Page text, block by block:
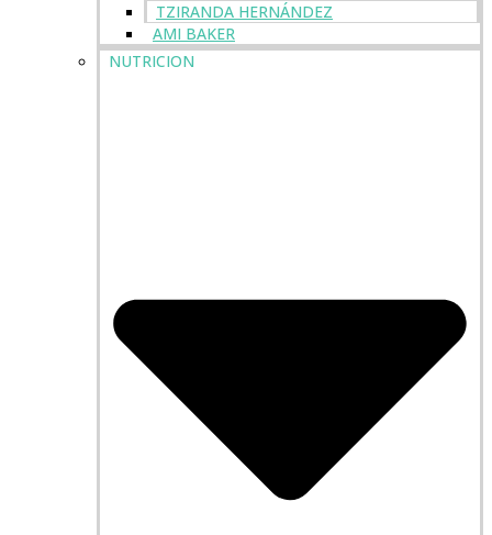
TZIRANDA HERNÁNDEZ
AMI BAKER
NUTRICION